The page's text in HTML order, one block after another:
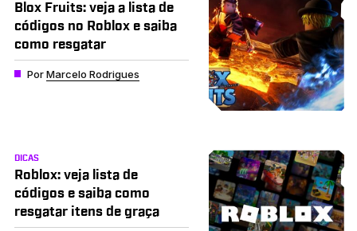
Blox Fruits: veja a lista de
códigos no Roblox e saiba
como resgatar
PorMarcelo Rodrigues
DICAS
Roblox: veja lista de
códigos e saiba como
resgatar itens de graça